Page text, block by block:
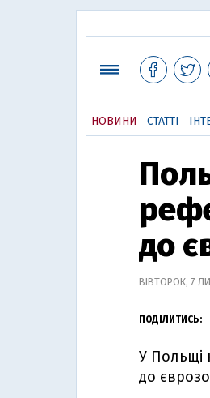
НОВИНИ СТАТТІ
до
ВІВТОРОК, 7
ПОДІЛИТИСЬ:
У Польщі
до